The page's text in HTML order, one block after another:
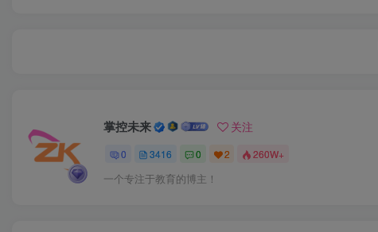
掌控未来 关注
0 3416 0 2 260W+
一个专注于教育的博主！